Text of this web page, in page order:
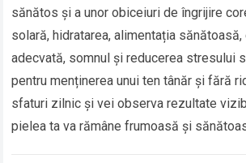
sănătos și a unor obiceiuri de îngrijire
solară, hidratarea, alimentația
adecvată, somnul și reducerea stresului
pentru menținerea unui ten tânăr și fără
sfaturi zilnic și vei observa rezultate
pielea ta va rămâne frumoasă și